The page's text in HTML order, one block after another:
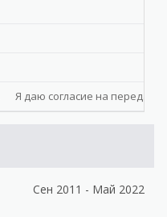
Я даю cогласие на
Сен 2011 - Май 2022